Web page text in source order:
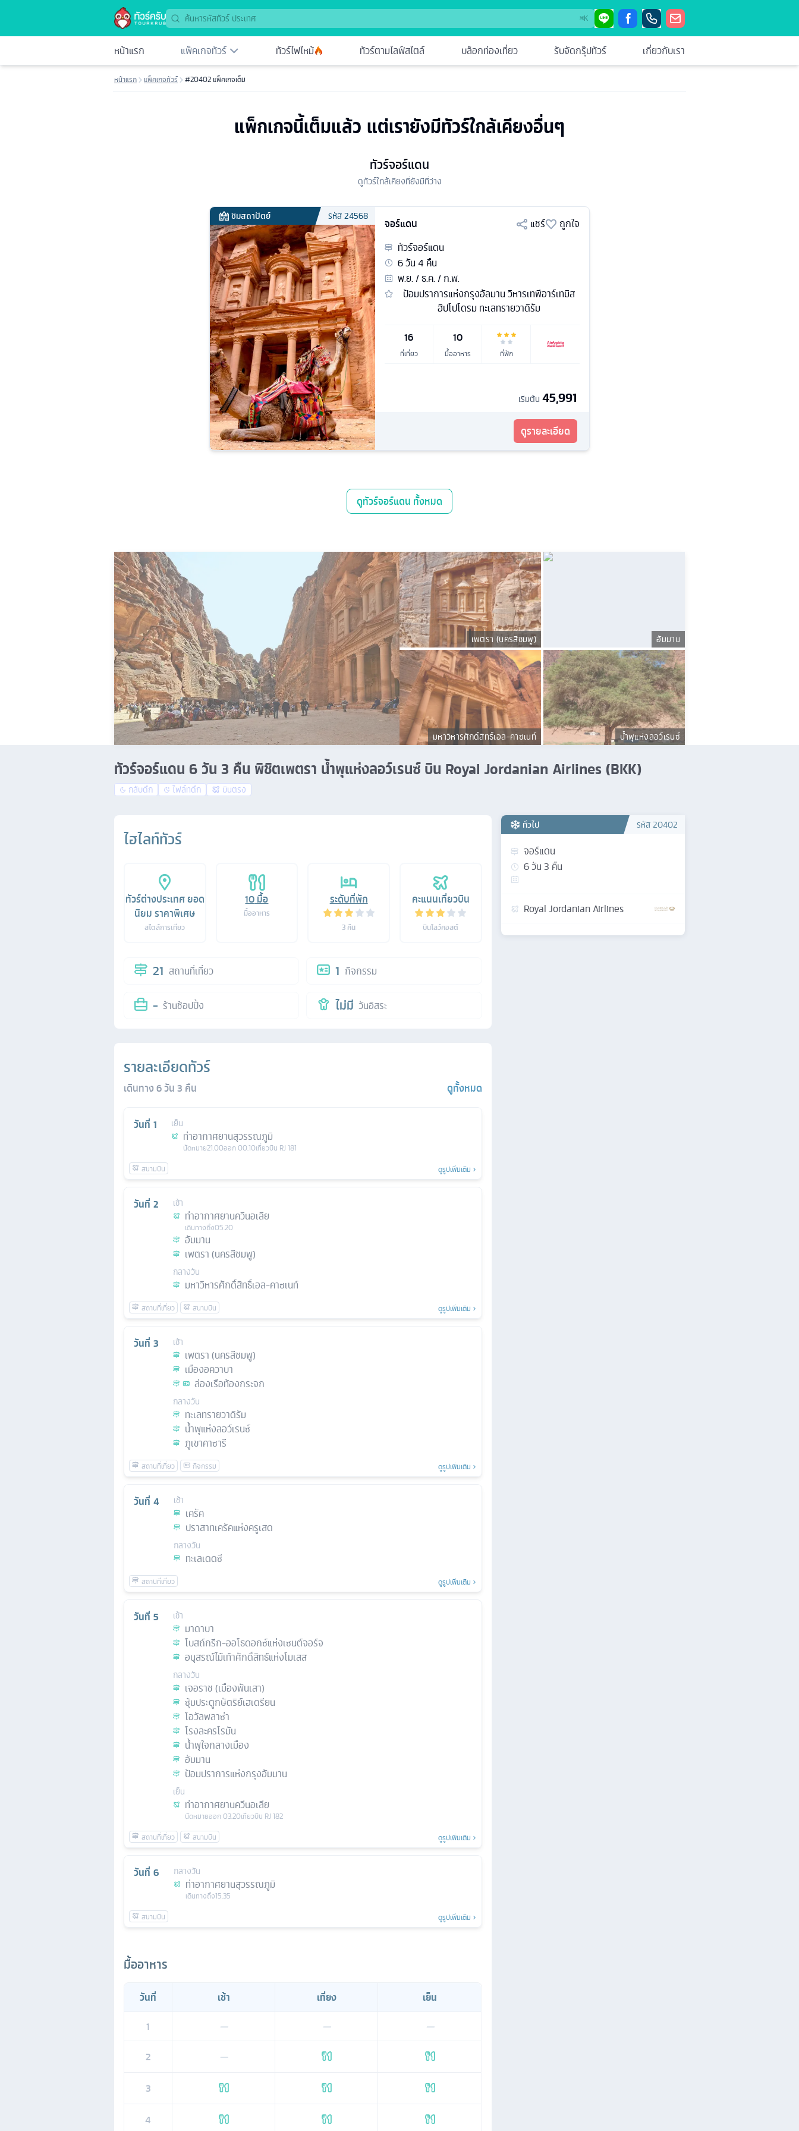
⌘K
หน้าแรก แพ็คเกจทัวร์ ทัวร์ไฟไหม้ ทัวร์ตามไลฟ์สไตล์ บล็อกท่องเที่ยว รับจัดกรุ๊ปทัวร์ เกี่ยวกับเรา
หน้าแรก แพ็คเกจทัวร์ #20402 แพ็คเกจเต็ม
แพ็กเกจนี้เต็มแล้ว แต่เรายังมีทัวร์ใกล้เคียงอื่นๆ
ทัวร์จอร์แดน
ดูทัวร์ใกล้เคียงที่ยังมีที่ว่าง
ชมสถาปัตย์ รหัส24568
จอร์แดน แชร์
ถูกใจ
ทัวร์จอร์แดน
6วัน4 คืน
พ.ย. / ธ.ค. / ก.พ.
ป้อมปราการแห่งกรุงอัลมาน วิหารเทพีอาร์เทมิส
ฮิปโปโดรม ทะเลทรายวาดิรัม
16
ที่เที่ยว
10
มื้ออาหาร ที่พัก
เริ่มต้น 45,991
ดูรายละเอียด
ดูทัวร์จอร์แดน ทั้งหมด
เพตรา (นครสีชมพู) อัมมาน
มหาวิหารศักดิ์สิทธิ์เอล-คาซเนท์ น้ำพุแห่งลอว์เรนซ์
ทัวร์จอร์แดน 6 วัน 3 คืน พิชิตเพตรา น้ำพุแห่งลอว์เรนซ์ บิน Royal Jordanian Airlines (BKK)
กลับดึก ไฟล์ทดึก บินตรง
ไฮไลท์ทัวร์
ทัวร์ต่างประเทศ ยอด
นิยม ราคาพิเศษ
สไตล์การเที่ยว
10มื้อ
มื้ออาหาร
ระดับที่พัก
3 คืน
คะแนนเที่ยวบิน
บินโลว์คอสต์
21 สถานที่เที่ยว 1 กิจกรรม
- ร้านช้อปปิ้ง ไม่มี วันอิสระ
รายละเอียดทัวร์
เดินทาง6วัน3 คืน ดูทั้งหมด
วันที่ 1 เย็น
ท่าอากาศยานสุวรรณภูมิ
นัดหมาย21.00ออก00.10เที่ยวบิน RJ 181
ดูรูปเพิ่มเติม
วันที่ 2 เช้า
ท่าอากาศยานควีนอเลีย
เดินทางถึง05.20
อัมมาน
เพตรา (นครสีชมพู)
กลางวัน
มหาวิหารศักดิ์สิทธิ์เอล-คาซเนท์
ดูรูปเพิ่มเติม
วันที่ 3 เช้า
เพตรา (นครสีชมพู)
เมืองอควาบา
ล่องเรือท้องกระจก
กลางวัน
ทะเลทรายวาดิรัม
น้ำพุแห่งลอว์เรนซ์
ภูเขาคาซารี
ดูรูปเพิ่มเติม
วันที่ 4 เช้า
เครัค
ปราสาทเครัคแห่งครูเสด
กลางวัน
ทะเลเดดซี
ดูรูปเพิ่มเติม
วันที่ 5 เช้า
มาดาบา
โบสถ์กรีก-ออโธดอกซ์แห่งเซนต์จอร์จ
อนุสรณ์ไม้เท้าศักดิ์สิทธ์แห่งโมเสส
กลางวัน
เจอราช (เมืองพันเสา)
ซุ้มประตูกษัตริย์เฮเดรียน
โอวัลพลาซ่า
โรงละครโรมัน
น้ำพุใจกลางเมือง
อัมมาน
ป้อมปราการแห่งกรุงอัมมาน
เย็น
ท่าอากาศยานควีนอเลีย
นัดหมายออก03.20เที่ยวบิน RJ 182
ดูรูปเพิ่มเติม
วันที่ 6 กลางวัน
ท่าอากาศยานสุวรรณภูมิ
เดินทางถึง15.35
ดูรูปเพิ่มเติม
มื้ออาหาร
วันที่ เช้า เที่ยง
เย็น
1
— —
—
2
—
3
4
ทั่วไป รหัส20402
จอร์แดน
6วัน3 คืน
Royal Jordanian Airlines